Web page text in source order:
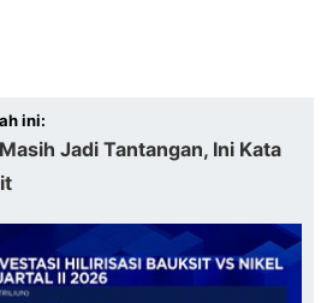
ini:
Jadi Tantangan, Ini Kata